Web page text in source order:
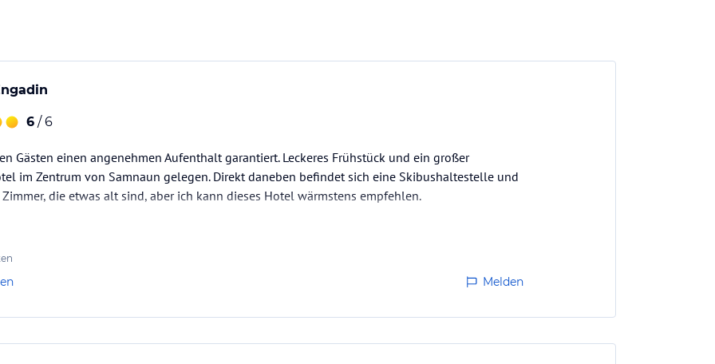
6 / 6
Gästen einen angenehmen Aufenthalt garantiert. Leckeres Frühstück und ein großer
im Zentrum von Samnaun gelegen. Direkt daneben befindet sich eine Skibushaltestelle und
die etwas alt sind, aber ich kann dieses Hotel wärmstens empfehlen.
Melden